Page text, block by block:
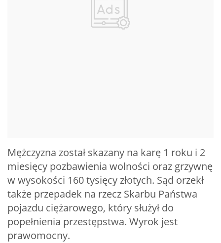
Mężczyzna został skazany na karę 1 roku i 2
miesięcy pozbawienia wolności oraz grzywnę
w wysokości 160 tysięcy złotych. Sąd orzekł
także przepadek na rzecz Skarbu Państwa
pojazdu ciężarowego, który służył do
popełnienia przestępstwa. Wyrok jest
prawomocny.